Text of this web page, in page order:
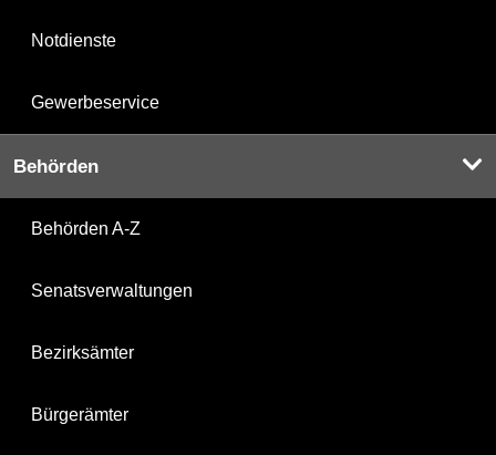
Notdienste
Gewerbeservice
Behörden
Behörden A-Z
Senatsverwaltungen
Bezirksämter
Bürgerämter